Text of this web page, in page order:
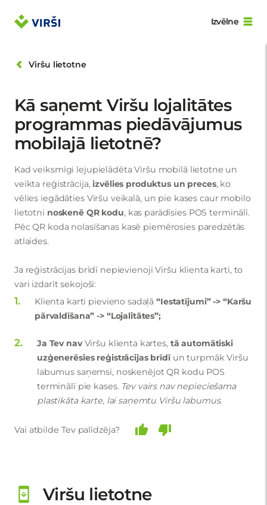
Izvēlne
Viršu lietotne
Kā saņemt Viršu lojalitātes
programmas piedāvājumus
mobilajā lietotnē?
Kad veiksmīgi lejupielādēta Viršu mobilā lietotne un
veikta reģistrācija,izvēlies produktus un preces, ko
vēlies iegādāties Viršu veikalā, un pie kases caur mobilo
lietotni noskenē QR kodu, kas parādīsies POS terminālī.
Pēc QR koda nolasīšanas kasē piemērosies paredzētās
atlaides.
Ja reģistrācijas brīdī nepievienoji Viršu klienta karti, to
vari izdarīt sekojoši:
Klienta karti pievieno sadaļā“Iestatījumi” -> “Karšu
pārvaldīšana” -> “Lojalitātes”;
Ja Tev navViršu klienta kartes, tā automātiski
uzģenerēsies reģistrācijas brīdīun turpmāk Viršu
labumus saņemsi, noskenējot QR kodu POS
terminālī pie kases. Tev vairs nav nepieciešama
plastikāta karte, lai saņemtu Viršu labumus.
Vai atbilde Tev palīdzēja?
Viršu lietotne